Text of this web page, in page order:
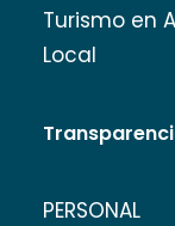
Turismo en
Local
PERSONAL